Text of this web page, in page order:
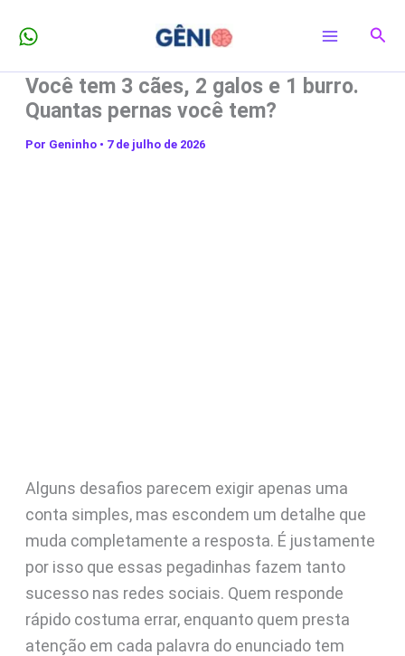
para
conteúdo
Você tem 3 cães, 2 galos e 1 burro.
Quantas pernas você tem?
Por Geninho • 7 de julho de 2026
Alguns desafios parecem exigir apenas uma
conta simples, mas escondem um detalhe que
muda completamente a resposta. É justamente
por isso que essas pegadinhas fazem tanto
sucesso nas redes sociais. Quem responde
rápido costuma errar, enquanto quem presta
atenção em cada palavra do enunciado tem